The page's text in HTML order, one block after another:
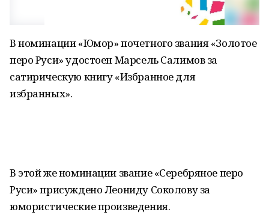
В номинации «Юмор» почетного звания «Золотое
перо Руси» удостоен Марсель Салимов за
сатирическую книгу «Избранное для
избранных».
В этой же номинации звание «Серебряное перо
Руси» присуждено Леониду Соколову за
юмористические произведения.